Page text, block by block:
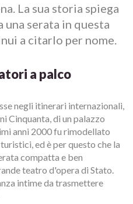
La sua storia spiega
una serata in questa
a citarlo per nome.
a palco
negli itinerari internazionali,
Cinquanta, di un palazzo
anni 2000 fu rimodellato
ed è per questo che la
compatta e ben
teatro d'opera di Stato.
intime da trasmettere